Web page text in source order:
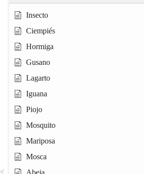
Insecto
Ciempiés
Hormiga
Gusano
Lagarto
Iguana
Piojo
Mosquito
Mariposa
Mosca
Abeja